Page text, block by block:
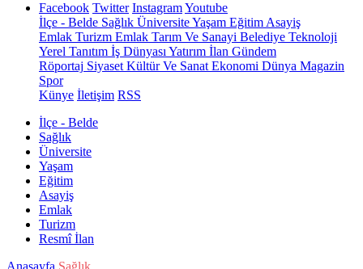
Facebook Twitter InstagramYoutube
İlçe - Belde Sağlık ÜniversiteYaşam Eğitim Asayiş
Emlak Turizm Emlak Tarım Ve Sanayi Belediye Teknoloji
Yerel Tanıtım İş Dünyası Yatırım İlan Gündem
Röportaj Siyaset Kültür Ve Sanat Ekonomi Dünya Magazin
Spor
Künye İletişim RSS
İlçe - Belde
Sağlık
Üniversite
Yaşam
Eğitim
Asayiş
Emlak
Turizm
Resmî İlan
Anasayfa Sağlık